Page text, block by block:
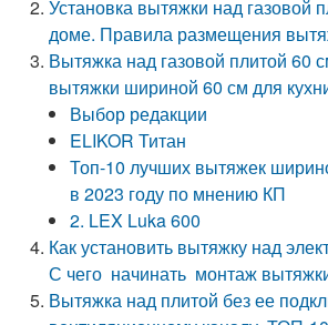
Установка вытяжки над газовой
доме. Правила размещения
Вытяжка над газовой плитой 60
вытяжки шириной 60 см для
Выбор редакции
ELIKOR Титан
Топ-10 лучших вытяжек
в 2023 году по мнению КП
2. LEX Luka 600
Как установить вытяжку над
С чего начинать монтаж
Вытяжка над плитой без ее